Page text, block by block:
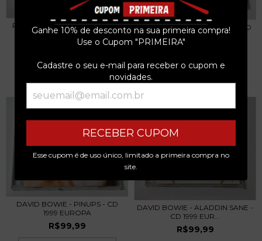
Ganhe 10% de desconto na sua primeira compra!
Use o Cupom "PRIMEIRA"
Cadastre o seu e-mail para receber o cupom e
novidades.
RECEBER CUPOM
Esse cupom é de uso único, limitado a primeira compra no
site.
ROBIN WILLIAMSON - MYRRH -
CD 2004 UK
R$129,99
x deR$43,33 sem juros
ROY HARPER - SOPHISTICATED
BEGGAR - CD 2...
3 x deR$33,33 sem juros
DAVID BOWIE - PINUPS - CD
1999 EUROPA
R$99,99
DAVID BOWIE - ALADDIN SANE -
CD 1999 EUR...
R$99,99